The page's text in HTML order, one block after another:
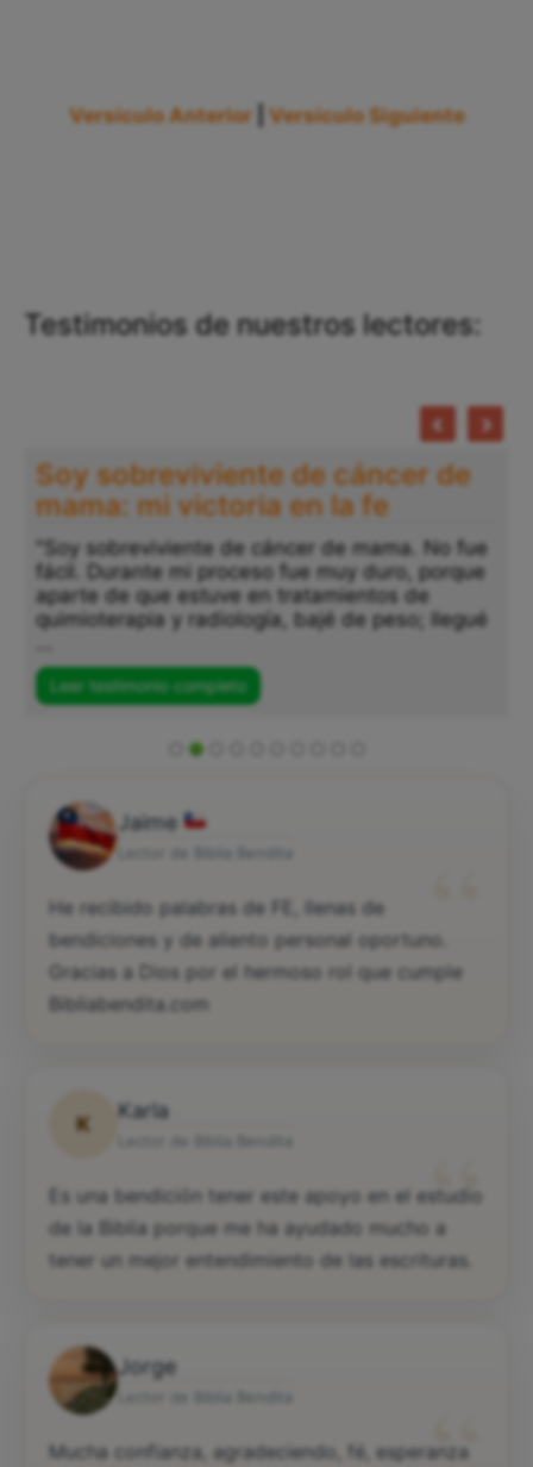
Versículo Anterior Versículo Siguiente
Testimonios de nuestros lectores:
Soy sobreviviente de cáncer de
mama: mi victoria en la fe
"Soy sobreviviente de cáncer de mama. No fue
fácil. Durante mi proceso fue muy duro, porque
aparte de que estuve en tratamientos de
quimioterapia y radiología, bajé de peso; llegué
Leer testimonio completo
Jaime
“
He recibido palabras de FE, llenas de
bendiciones y de aliento personal oportuno.
Gracias a Dios por el hermoso rol que cumple
Bibliabendita.com
K
Karla
“
Es una bendición tener este apoyo en el estudio
de la Biblia porque me ha ayudado mucho a
tener un mejor entendimiento de las escrituras.
Jorge
Mucha confianza, agradeciendo, fé, esperanza